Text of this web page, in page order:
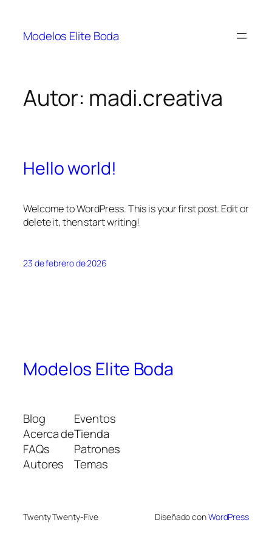
contenido
Modelos Elite Boda
Autor: madi.creativa
Hello world!
Welcome to WordPress. This is your first post. Edit or
delete it, then start writing!
23 de febrero de 2026
Modelos Elite Boda
Blog
Acerca de
FAQs
Autores
Eventos
Tienda
Patrones
Temas
Twenty Twenty-Five Diseñado conWordPress